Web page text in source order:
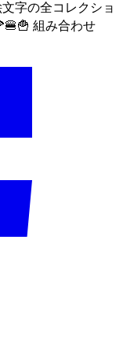
字の全コレクショ
組み合わせ